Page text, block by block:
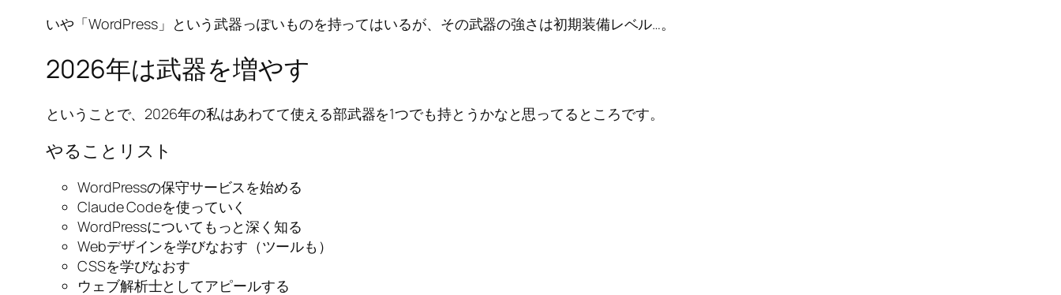
いや「WordPress」という武器っぽいものを持ってはいるが、その武器の強さは初期装備レベル…。
2026年は武器を増やす
ということで、2026年の私はあわてて使える部武器を1つでも持とうかなと思ってるところです。
やることリスト
WordPressの保守サービスを始める
Claude Codeを使っていく
WordPressについてもっと深く知る
Webデザインを学びなおす（ツールも）
CSSを学びなおす
ウェブ解析士としてアピールする